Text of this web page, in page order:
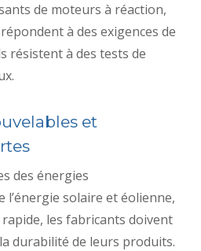
de moteurs à réaction,
à des exigences de
résistent à des tests de
et
des énergies
l’énergie solaire et éolienne,
les fabricants doivent
durabilité de leurs produits.